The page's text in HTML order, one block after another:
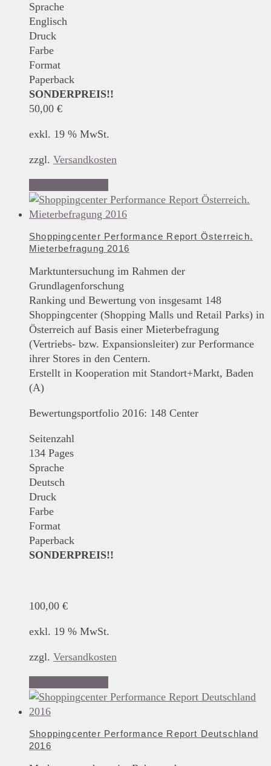
Sprache
Englisch
Druck
Farbe
Format
Paperback
SONDERPREIS!!
50,00 €
exkl. 19 % MwSt.
zzgl. Versandkosten
Shoppingcenter Performance Report Österreich.
Mieterbefragung 2016
Marktuntersuchung im Rahmen der
Grundlagenforschung
Ranking und Bewertung von insgesamt 148
Shoppingcenter (Shopping Malls und Retail Parks) in
Österreich auf Basis einer Mieterbefragung
(Vertriebs- bzw. Expansionsleiter) zur Performance
ihrer Stores in den Centern.
Erstellt in Kooperation mit Standort+Markt, Baden
(A)
Bewertungsportfolio 2016: 148 Center
Seitenzahl
134 Pages
Sprache
Deutsch
Druck
Farbe
Format
Paperback
SONDERPREIS!!
100,00 €
exkl. 19 % MwSt.
zzgl. Versandkosten
Shoppingcenter Performance Report Deutschland
2016